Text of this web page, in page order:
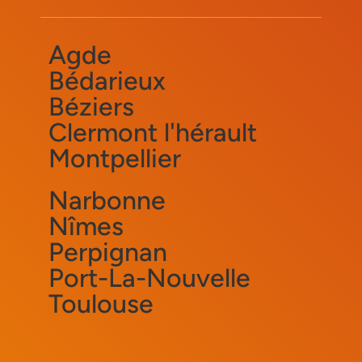
Agde
Bédarieux
Béziers
Clermont l'hérault
Montpellier
Narbonne
Nîmes
Perpignan
Port-La-Nouvelle
Toulouse